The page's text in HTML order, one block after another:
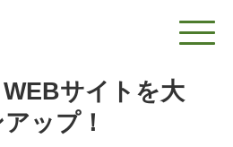
WEBサイトを大
ップ！